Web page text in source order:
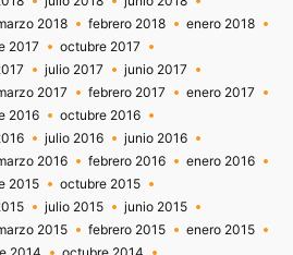
2018 febrero 2018
enero 2018
2017
octubre 2017
julio 2017
junio 2017
2017 febrero 2017
enero 2017
2016
octubre 2016
julio 2016
junio 2016
2016 febrero 2016
enero 2016
2015
octubre 2015
julio 2015
junio 2015
2015 febrero 2015
enero 2015